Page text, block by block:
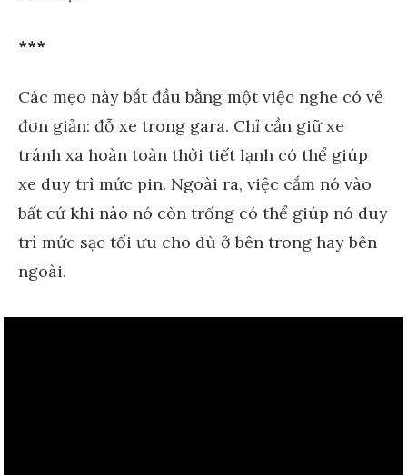
***
Các mẹo này bắt đầu bằng một việc nghe có vẻ
đơn giản: đỗ xe trong gara. Chỉ cần giữ xe
tránh xa hoàn toàn thời tiết lạnh có thể giúp
xe duy trì mức pin. Ngoài ra, việc cắm nó vào
bất cứ khi nào nó còn trống có thể giúp nó duy
trì mức sạc tối ưu cho dù ở bên trong hay bên
ngoài.